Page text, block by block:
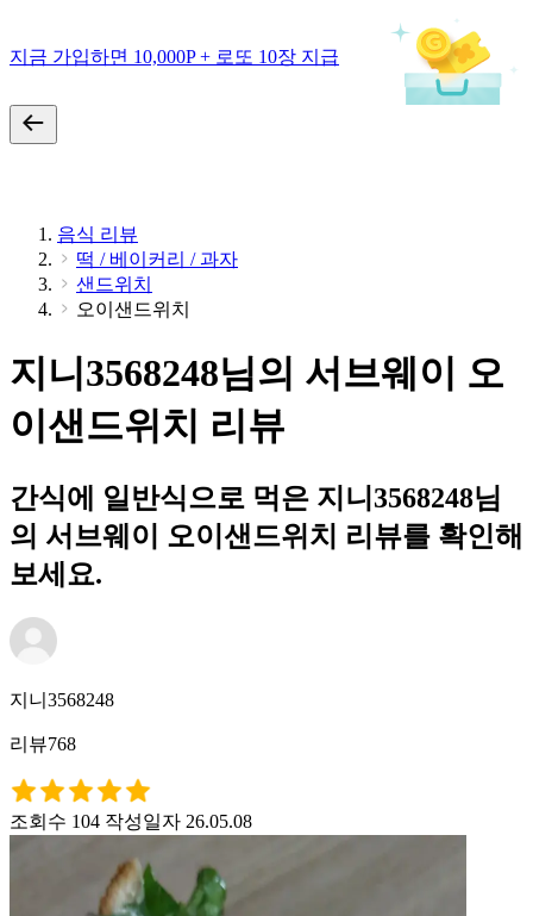
지금 가입하면 10,000P + 로또 10장 지급
음식 리뷰
떡 / 베이커리 / 과자
샌드위치
오이샌드위치
지니3568248님의 서브웨이 오
이샌드위치 리뷰
간식에 일반식으로 먹은 지니3568248님
의 서브웨이 오이샌드위치 리뷰를 확인해
보세요.
지니3568248
리뷰768
조회수 104 작성일자 26.05.08